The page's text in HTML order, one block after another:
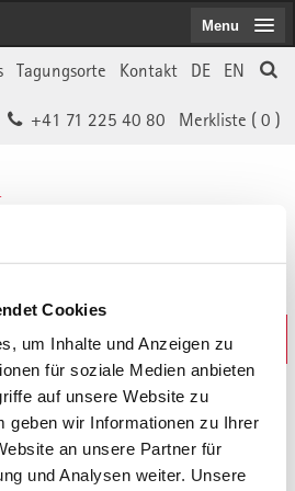
Cookies
um Inhalte und Anzeigen zu
für soziale Medien anbieten
auf unsere Website zu
geben wir Informationen zu Ihrer
an unsere Partner für
und Analysen weiter. Unsere
EN
DE
Kontakt
Tagungsorte
Merkliste ( 0 )
+41 71 225 40 80
Suche
30 Sekunden das Passende finden
Menu
gesuchte Inhalt ist